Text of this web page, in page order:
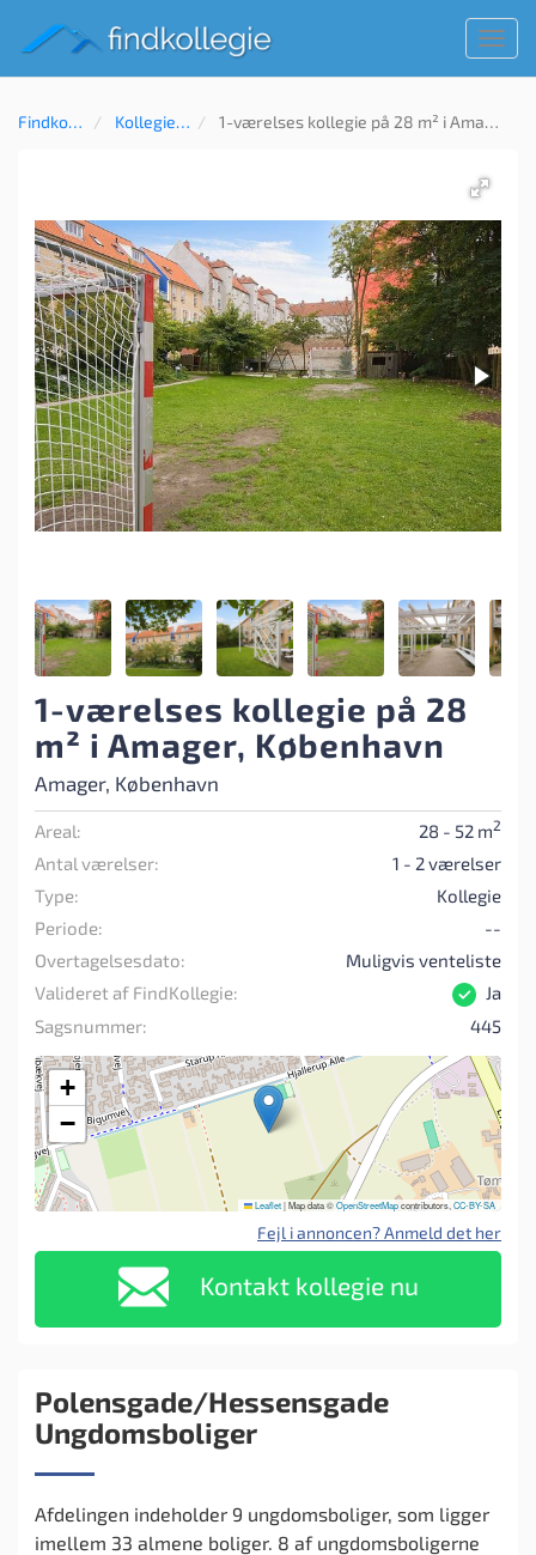
Findkollegie Kollegie til leje 1-værelses kollegie på 28 m² i Amager, København
1-værelses kollegie på 28
m² i Amager, København
Amager, København
Areal: 28 - 52 m2
Antal værelser:
1 - 2 værelser
Type:
Kollegie
Periode:
--
Overtagelsesdato:
Muligvis venteliste
Valideret af FindKollegie:
Ja
Sagsnummer:
445
+
−
Leaflet|Map data ©OpenStreetMapcontributors,CC-BY-SA
Fejl i annoncen? Anmeld det her
Kontakt kollegie nu
Polensgade/Hessensgade
Ungdomsboliger
Afdelingen indeholder 9 ungdomsboliger, som ligger
imellem 33 almene boliger. 8 af ungdomsboligerne